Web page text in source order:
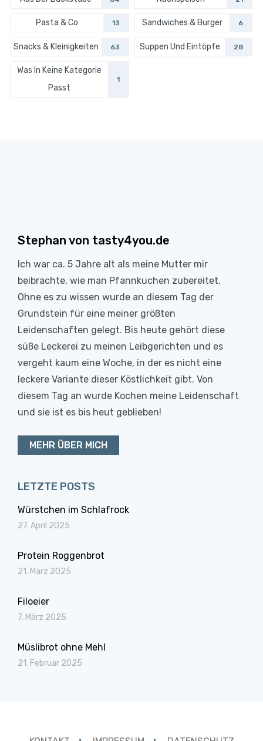
Pasta & Co 13 Sandwiches & Burger 6
Snacks & Kleinigkeiten 63 Suppen Und Eintöpfe 28
Was In Keine Kategorie
Passt
1
Stephan von tasty4you.de
Ich war ca. 5 Jahre alt als meine Mutter mir
beibrachte, wie man Pfannkuchen zubereitet.
Ohne es zu wissen wurde an diesem Tag der
Grundstein für eine meiner größten
Leidenschaften gelegt. Bis heute gehört diese
süße Leckerei zu meinen Leibgerichten und es
vergeht kaum eine Woche, in der es nicht eine
leckere Variante dieser Köstlichkeit gibt. Von
diesem Tag an wurde Kochen meine Leidenschaft
und sie ist es bis heut geblieben!
MEHR ÜBER MICH
LETZTE POSTS
Würstchen im Schlafrock
27. April 2025
Protein Roggenbrot
21. März 2025
Filoeier
7. März 2025
Müslibrot ohne Mehl
21. Februar 2025